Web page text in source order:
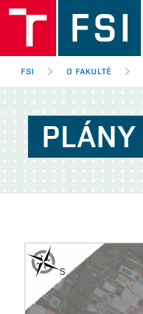
FSI O FAKULTĚ
PLÁNY